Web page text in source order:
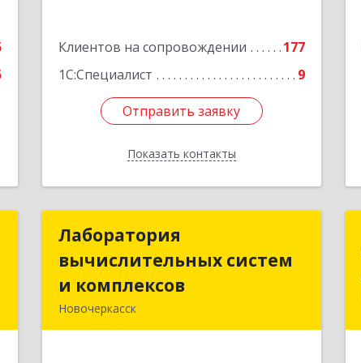
Клиентов на сопровождении
177
1С:Специалист
9
Отправить заявку
Показать контакты
Отправить заявку
Назад
Лаборатория
вычислительных систем
и комплексов
Новочеркасск
вычислительных систем
и комплексов